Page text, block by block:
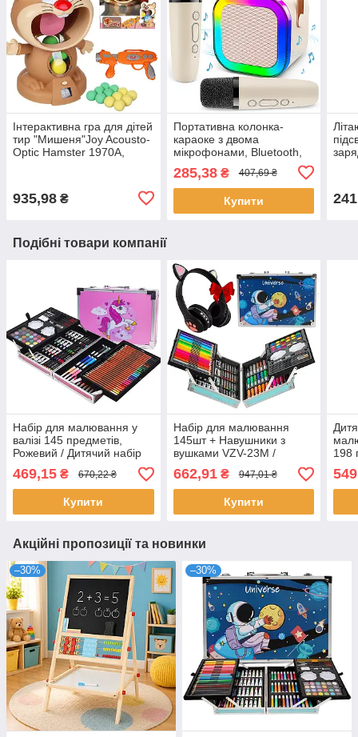
Інтерактивна гра для дітей
тир "Мишеня"Joy Acousto-
Optic Hamster 1970A,
935,98 ₴
Портативна колонка-
караоке з двома
мікрофонами, Bluetooth,
Дитяча колонка блютуз
285,38₴ 407,69 ₴
Купити
Подібні товари компанії
Набір для малювання у
валізі 145 предметів,
Рожевий / Дитячий набір
для творчості
469,15 ₴ 670,22 ₴
Купити
Набір для малювання
145шт + Навушники з
вушками VZV-23M /
Дитячий набір для
творчості / Набір
художника
662,91₴ 947,01 ₴
Купити
198
для
Акційні пропозиції та новинки
–30% –30%